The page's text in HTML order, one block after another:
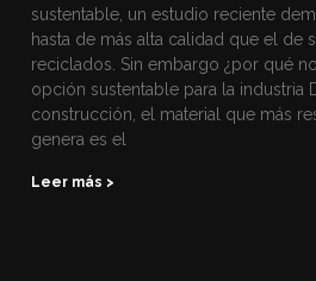
sustentable, un estudio reciente
hasta de más alta calidad que el de
reciclados. Sin embargo ¿por qué
opción sustentable para la industria
construcción, el material que más
genera es el
Leer más >